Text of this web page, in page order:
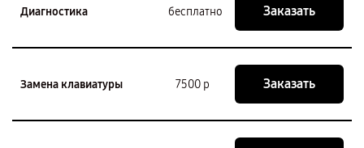
Диагностика бесплатно Заказать
Замена клавиатуры 7500 р Заказать